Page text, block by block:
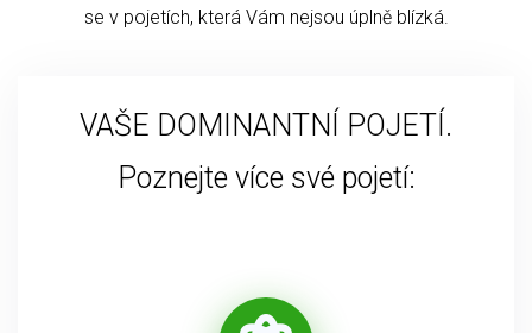
se v pojetích, která Vám nejsou úplně blízká.
VAŠE DOMINANTNÍ POJETÍ.
Poznejte více své pojetí: